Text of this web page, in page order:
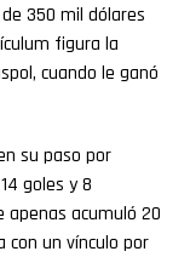
350 mil dólares
figura la
cuando le ganó
su paso por
goles y 8
acumuló 20
con un vínculo por